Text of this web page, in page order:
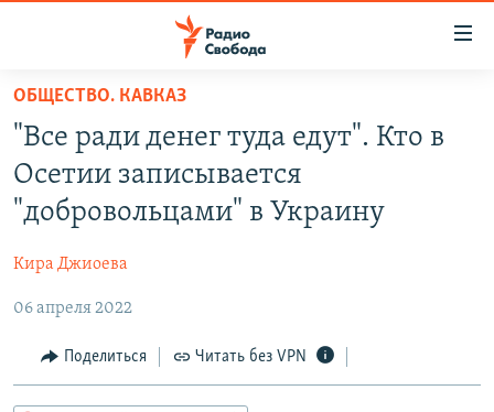
упрощенного
доступа
Вернуться
основному
Вернутся
навигации
Вернутся
ПРОГРАММЫ
ПОДКАСТЫ
АВТОРСКИЕ ПРОЕКТЫ
МНЕНИЯ
КУЛЬТУРА
IDEL.РЕАЛИИ
ОБЩЕСТВО. КАВКАЗ
"Все ради денег туда едут". Кто в
Осетии записывается
"добровольцами" в Украину
Кира Джиоева
06 апреля 2022
Поделиться Читать без VPN